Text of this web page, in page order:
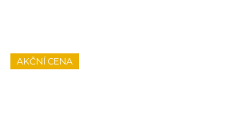
AKČNÍ CENA